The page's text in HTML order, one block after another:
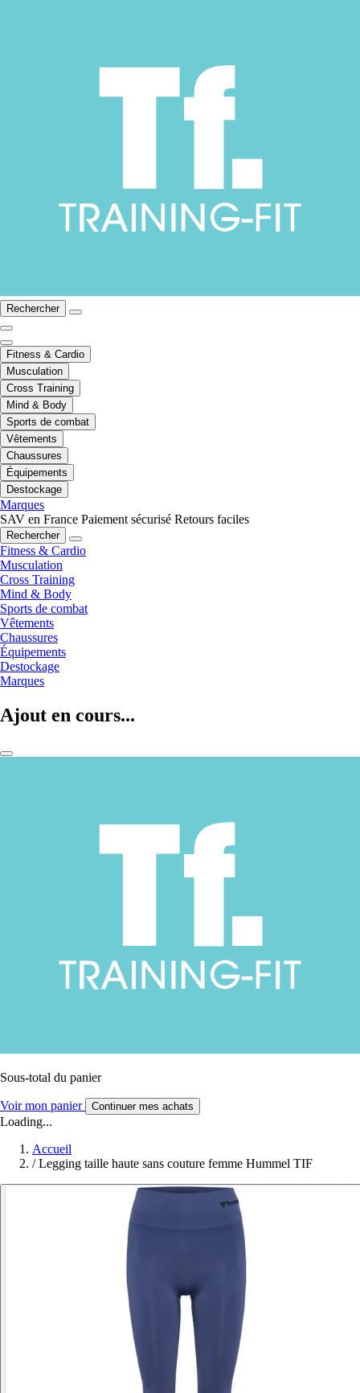
Rechercher
Fitness & Cardio
Musculation
Cross Training
Mind & Body
Sports de combat
Vêtements
Chaussures
Équipements
Destockage
Marques
SAV en France Paiement sécurisé Retours faciles
Rechercher
Fitness & Cardio
Musculation
Cross Training
Mind & Body
Sports de combat
Vêtements
Chaussures
Équipements
Destockage
Marques
Ajout en cours...
Sous-total du panier
Voir mon panier Continuer mes achats
Loading...
Accueil
/ Legging taille haute sans couture femme Hummel TIF